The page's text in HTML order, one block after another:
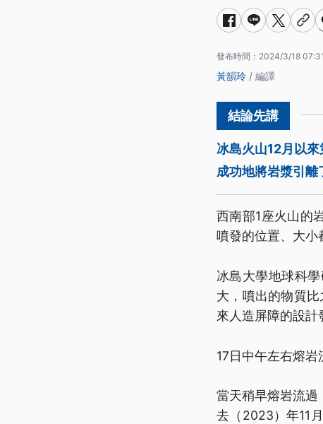
發布時間： 2024/3/18 07:31
黃韻玲 / 編譯
冰島火山12月以
成功地將岩漿引離
西南部1座火山的
噴發的位置、大小
冰島大學地球科
大，噴出的物質
來人造屏障的設計
17日中午左右熔岩
當天稍早熔岩流
去（2023）年11